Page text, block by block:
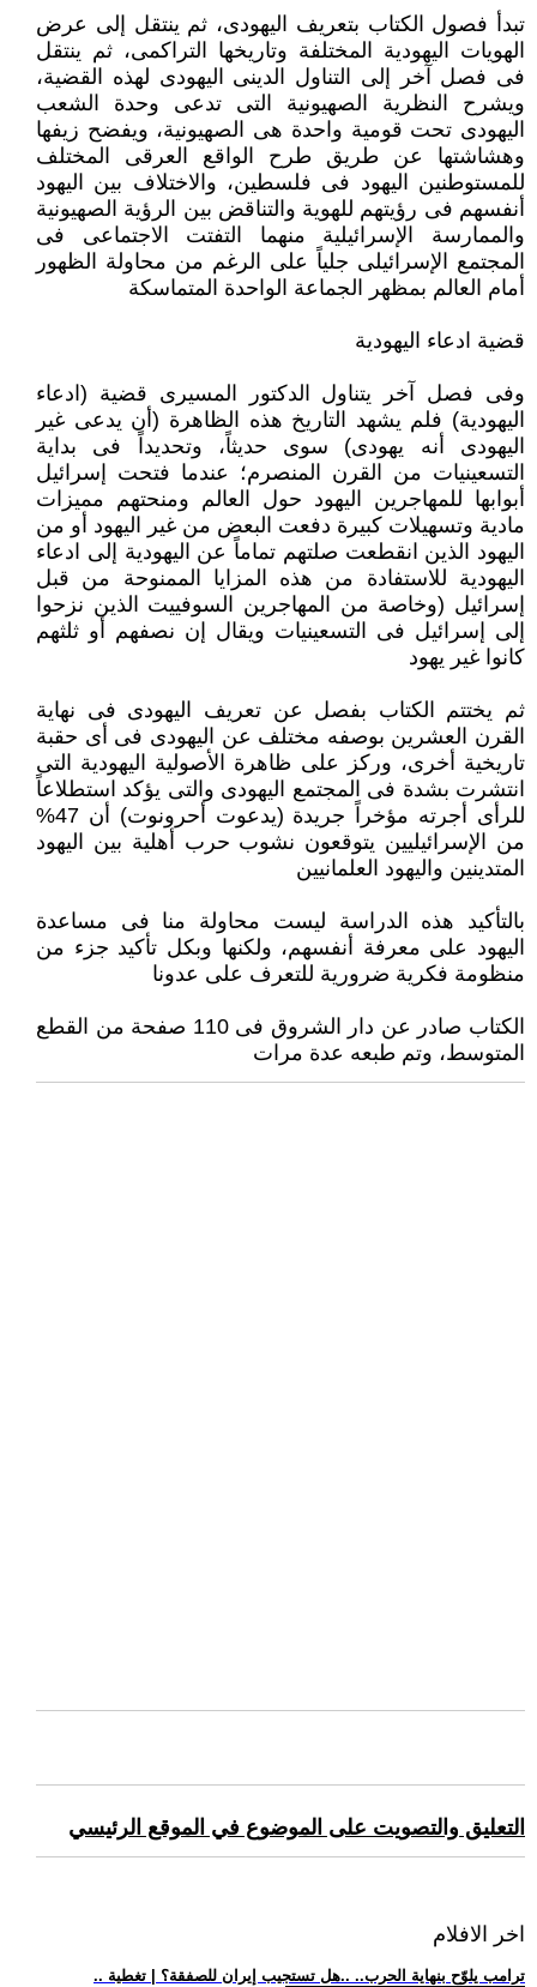
تبدأ فصول الكتاب بتعريف اليهودى، ثم ينتقل إلى عرض
الهويات اليهودية المختلفة وتاريخها التراكمى، ثم ينتقل
فى فصل آخر إلى التناول الدينى اليهودى لهذه القضية،
ويشرح النظرية الصهيونية التى تدعى وحدة الشعب
اليهودى تحت قومية واحدة هى الصهيونية، ويفضح زيفها
وهشاشتها عن طريق طرح الواقع العرقى المختلف
للمستوطنين اليهود فى فلسطين، والاختلاف بين اليهود
أنفسهم فى رؤيتهم للهوية والتناقض بين الرؤية الصهيونية
والممارسة الإسرائيلية منهما التفتت الاجتماعى فى
المجتمع الإسرائيلى جلياً على الرغم من محاولة الظهور
أمام العالم بمظهر الجماعة الواحدة المتماسكة
قضية ادعاء اليهودية
وفى فصل آخر يتناول الدكتور المسيرى قضية (ادعاء
اليهودية) فلم يشهد التاريخ هذه الظاهرة (أن يدعى غير
اليهودى أنه يهودى) سوى حديثاً، وتحديداً فى بداية
التسعينيات من القرن المنصرم؛ عندما فتحت إسرائيل
أبوابها للمهاجرين اليهود حول العالم ومنحتهم مميزات
مادية وتسهيلات كبيرة دفعت البعض من غير اليهود أو من
اليهود الذين انقطعت صلتهم تماماً عن اليهودية إلى ادعاء
اليهودية للاستفادة من هذه المزايا الممنوحة من قبل
إسرائيل (وخاصة من المهاجرين السوفييت الذين نزحوا
إلى إسرائيل فى التسعينيات ويقال إن نصفهم أو ثلثهم
كانوا غير يهود
ثم يختتم الكتاب بفصل عن تعريف اليهودى فى نهاية
القرن العشرين بوصفه مختلف عن اليهودى فى أى حقبة
تاريخية أخرى، وركز على ظاهرة الأصولية اليهودية التى
انتشرت بشدة فى المجتمع اليهودى والتى يؤكد استطلاعاً
للرأى أجرته مؤخراً جريدة (يدعوت أحرونوت) أن 47%
من الإسرائيليين يتوقعون نشوب حرب أهلية بين اليهود
المتدينين واليهود العلمانيين
بالتأكيد هذه الدراسة ليست محاولة منا فى مساعدة
اليهود على معرفة أنفسهم، ولكنها وبكل تأكيد جزء من
منظومة فكرية ضرورية للتعرف على عدونا
الكتاب صادر عن دار الشروق فى 110 صفحة من القطع
المتوسط، وتم طبعه عدة مرات
التعليق والتصويت على الموضوع في الموقع الرئيسي
اخر الافلام
.. ترامب يلوّح بنهاية الحرب.. ..هل تستجيب إيران للصفقة؟ | تغطية